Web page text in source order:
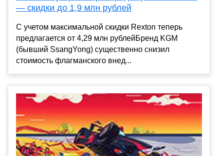
— скидки до 1,9 млн рублей
С учетом максимальной скидки Rexton теперь
предлагается от 4,29 млн рублейБренд KGM
(бывший SsangYong) существенно снизил
стоимость флагманского внед...